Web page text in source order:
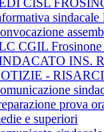
CISL
CGIL
INS.
-
prova
e superiori